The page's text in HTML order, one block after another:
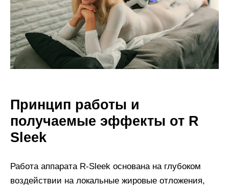
Принцип работы и
получаемые эффекты от R
Sleek
Работа аппарата R-Sleek основана на глубоком
воздействии на локальные жировые отложения,